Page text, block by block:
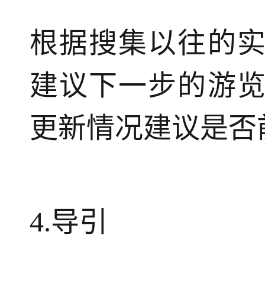
根据搜集以往的
建议下一步的游
更新情况建议是
4.导引